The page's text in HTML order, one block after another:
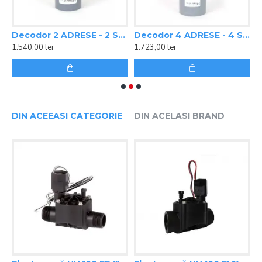
Decodor 2 ADRESE - 2 SOLENOIZI
1.540,00 lei
Decodor 4 ADRESE - 4 SOLENOIZI
1.723,00 lei
DIN ACEEASI CATEGORIE DIN ACELASI BRAND